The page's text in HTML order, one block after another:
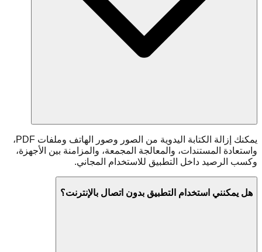
يمكنك إزالة الكتابة اليدوية من الصور وصور الهاتف وملفات PDF،
واستعادة المستندات، والمعالجة المجمعة، والمزامنة بين الأجهزة،
وكسب الرصيد داخل التطبيق للاستخدام المجاني.
هل يمكنني استخدام التطبيق بدون اتصال بالإنترنت؟